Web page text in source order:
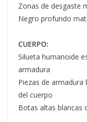
Zonas de desgaste
Negro profundo
CUERPO:
Silueta humanoide
armadura
Piezas de armadura
del cuerpo
Botas altas blancas